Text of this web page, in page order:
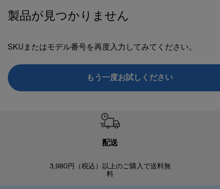
製品が見つかりません
SKUまたはモデル番号を再度入力してみてください。
もう一度お試しください
配送
3,980円（税込）以上のご購入で送料無
料